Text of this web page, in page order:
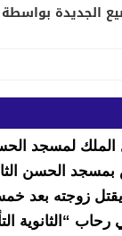
الجديدة بواسطة
لمسجد
الحسن
زوجته بعد
رحاب “الثانوية